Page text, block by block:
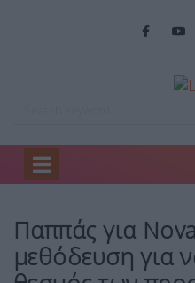
Home
Παππάς για
μεθόδευση για